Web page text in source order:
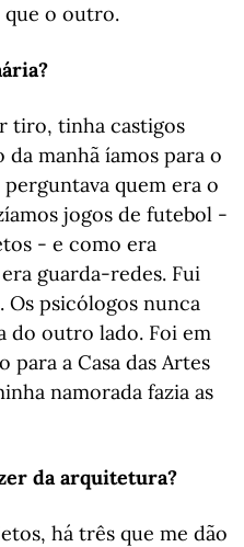
que o outro.
tiro, tinha castigos
manhã íamos para o
quem era o
jogos de futebol -
- e como era
guarda-redes. Fui
Os psicólogos nunca
do outro lado. Foi em
a Casa das Artes
namorada fazia as
da arquitetura?
há três que me dão